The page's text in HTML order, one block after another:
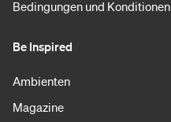
Bedingungen und Konditionen
Be Inspired
Ambienten
Magazine